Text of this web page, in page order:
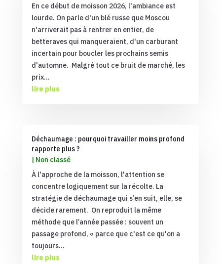
En ce début de moisson 2026, l'ambiance est
lourde. On parle d'un blé russe que Moscou
n'arriverait pas à rentrer en entier, de
betteraves qui manqueraient, d'un carburant
incertain pour boucler les prochains semis
d'automne. Malgré tout ce bruit de marché, les
prix...
lire plus
Déchaumage : pourquoi travailler moins profond
rapporte plus ?
| Non classé
À l'approche de la moisson, l'attention se
concentre logiquement sur la récolte. La
stratégie de déchaumage qui s’en suit, elle, se
décide rarement. On reproduit la même
méthode que l’année passée : souvent un
passage profond, « parce que c'est ce qu'on a
toujours...
lire plus